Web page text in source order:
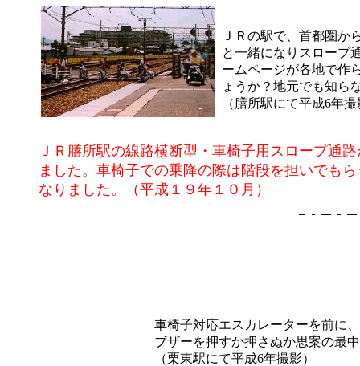
ＪＲの駅で、首都圏か
と一緒になりスロープ
ームページが各地で作
ょうか？地元でも知ら
（膳所駅にて平成6年
ＪＲ膳所駅の線路横断型・車椅子用スロープ通
ました。車椅子での乗降の際は階段を担いでも
なりました。（平成１９年１０月）
車椅子対応エスカレーターを前に
ブザーを押すか押さぬか思案の最
（栗東駅にて平成6年撮影）